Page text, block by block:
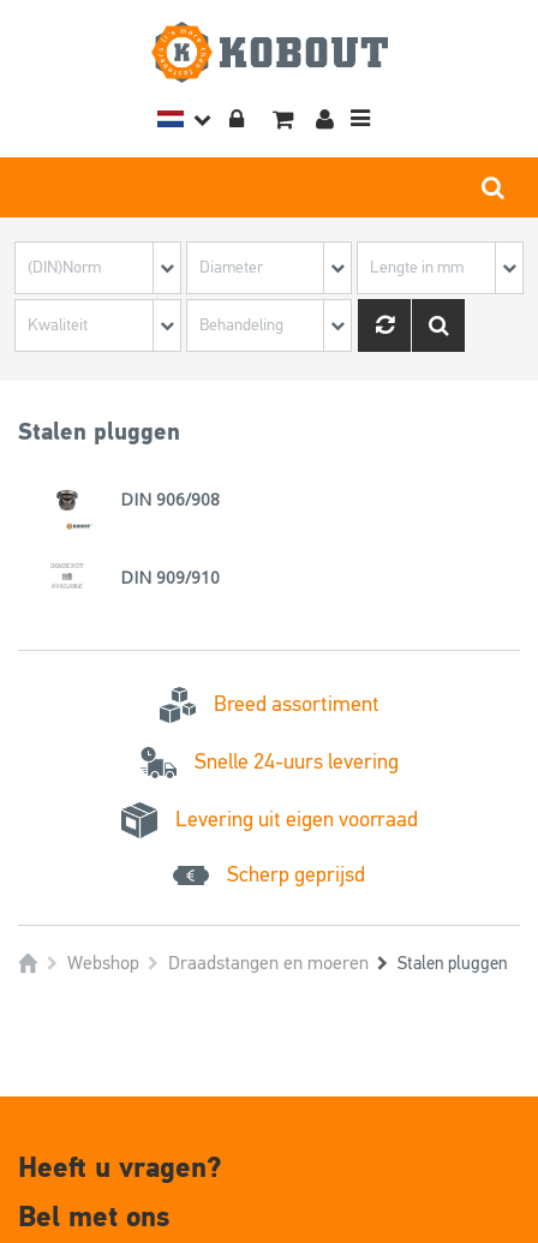
Toggle
Stalen pluggen
DIN 906/908
DIN 909/910
Breed assortiment
Snelle 24-uurs levering
Levering uit eigen voorraad
Scherp geprijsd
Webshop Draadstangen en moeren Stalen pluggen
Heeft u vragen?
Bel met ons